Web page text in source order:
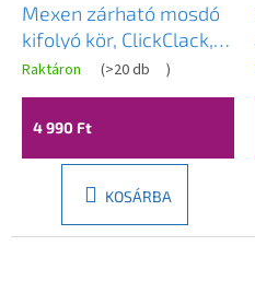
Mexen zárható mosdó
kifolyó kör, ClickClack,
nagy dugó, túlfolyó
nélkül, Fehér, 79910-20
Raktáron (>20 db )
4 990 Ft
KOSÁRBA